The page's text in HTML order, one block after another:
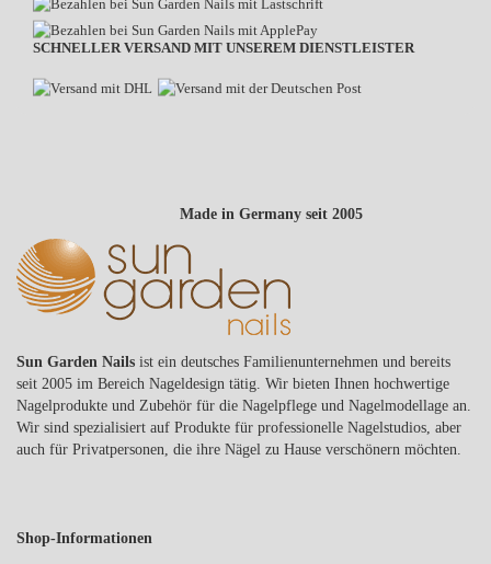
SCHNELLER VERSAND MIT UNSEREM DIENSTLEISTER
Made in Germany seit 2005
Sun Garden Nails ist ein deutsches Familienunternehmen und bereits
seit 2005 im Bereich Nageldesign tätig. Wir bieten Ihnen hochwertige
Nagelprodukte und Zubehör für die Nagelpflege und Nagelmodellage an.
Wir sind spezialisiert auf Produkte für professionelle Nagelstudios, aber
auch für Privatpersonen, die ihre Nägel zu Hause verschönern möchten.
Shop-Informationen